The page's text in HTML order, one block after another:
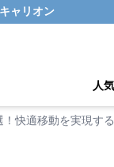
ャリオン
人
快適移動を実現す